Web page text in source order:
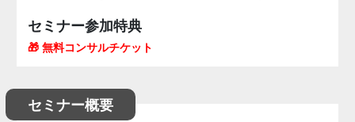
セミナー参加特典
🎁 無料コンサルチケット
セミナー概要